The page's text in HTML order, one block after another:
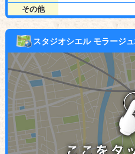
その他
スタジオシエル モラージ